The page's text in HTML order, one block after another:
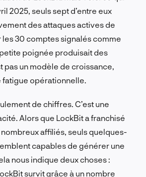
2025, seuls sept d’entre eux
des attaques actives de
les 30 comptes signalés comme
poignée produisait des
pas un modèle de croissance,
fatigue opérationnelle.
de chiffres. C’est une
Alors que LockBit a franchisé
affiliés, seuls quelques-
capables de générer une
nous indique deux choses :
survit grâce à un nombre